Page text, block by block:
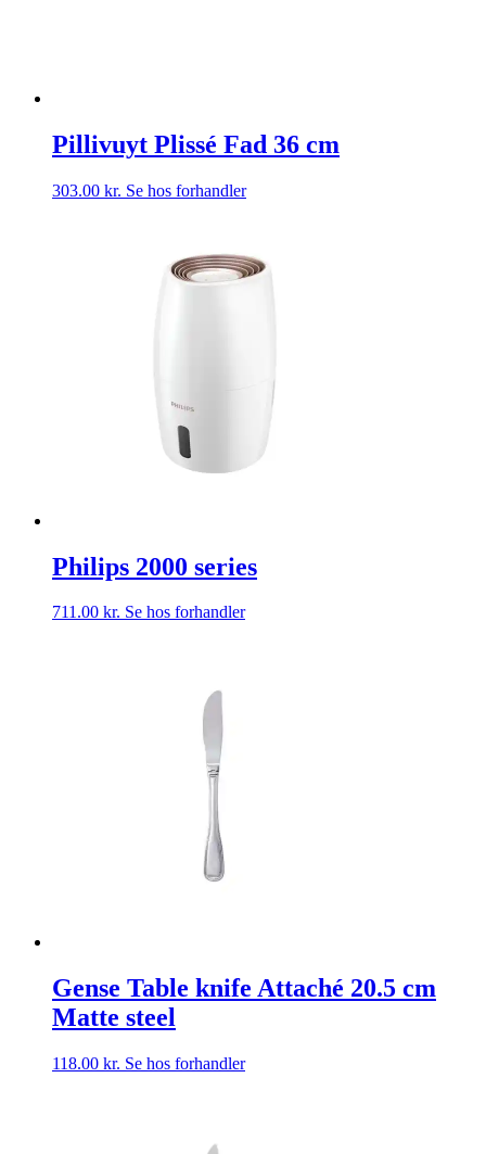
Pillivuyt Plissé Fad 36 cm
303.00 kr. Se hos forhandler
Philips 2000 series
711.00 kr. Se hos forhandler
Gense Table knife Attaché 20.5 cm
Matte steel
118.00 kr. Se hos forhandler